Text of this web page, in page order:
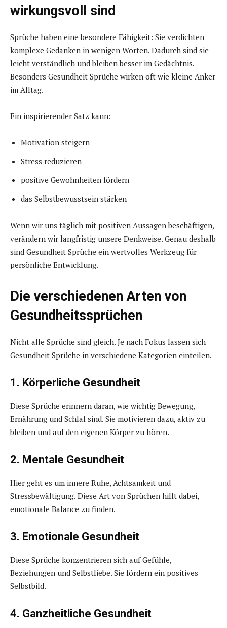
wirkungsvoll sind
Sprüche haben eine besondere Fähigkeit: Sie verdichten
komplexe Gedanken in wenigen Worten. Dadurch sind sie
leicht verständlich und bleiben besser im Gedächtnis.
Besonders Gesundheit Sprüche wirken oft wie kleine Anker
im Alltag.
Ein inspirierender Satz kann:
Motivation steigern
Stress reduzieren
positive Gewohnheiten fördern
das Selbstbewusstsein stärken
Wenn wir uns täglich mit positiven Aussagen beschäftigen,
verändern wir langfristig unsere Denkweise. Genau deshalb
sind Gesundheit Sprüche ein wertvolles Werkzeug für
persönliche Entwicklung.
Die verschiedenen Arten von
Gesundheitssprüchen
Nicht alle Sprüche sind gleich. Je nach Fokus lassen sich
Gesundheit Sprüche in verschiedene Kategorien einteilen.
1. Körperliche Gesundheit
Diese Sprüche erinnern daran, wie wichtig Bewegung,
Ernährung und Schlaf sind. Sie motivieren dazu, aktiv zu
bleiben und auf den eigenen Körper zu hören.
2. Mentale Gesundheit
Hier geht es um innere Ruhe, Achtsamkeit und
Stressbewältigung. Diese Art von Sprüchen hilft dabei,
emotionale Balance zu finden.
3. Emotionale Gesundheit
Diese Sprüche konzentrieren sich auf Gefühle,
Beziehungen und Selbstliebe. Sie fördern ein positives
Selbstbild.
4. Ganzheitliche Gesundheit